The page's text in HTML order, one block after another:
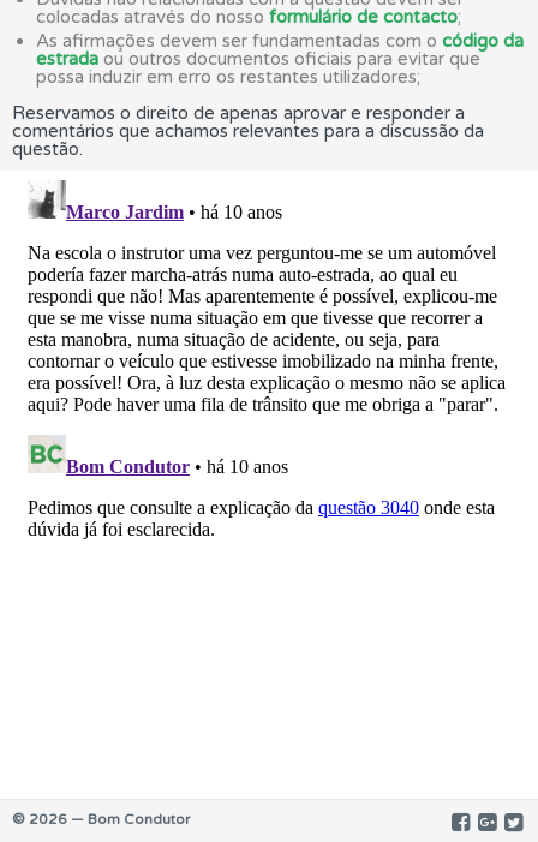
colocadas através do nosso formulário de contacto;
As afirmações devem ser fundamentadas com o código da
estrada ou outros documentos oficiais para evitar que
possa induzir em erro os restantes utilizadores;
Reservamos o direito de apenas aprovar e responder a
comentários que achamos relevantes para a discussão da
questão.
© 2026 — Bom Condutor